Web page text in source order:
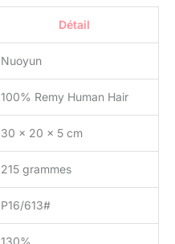
Détail
Nuoyun
100% Remy Human Hair
30 x 20 x 5 cm
215 grammes
P16/613#
130%